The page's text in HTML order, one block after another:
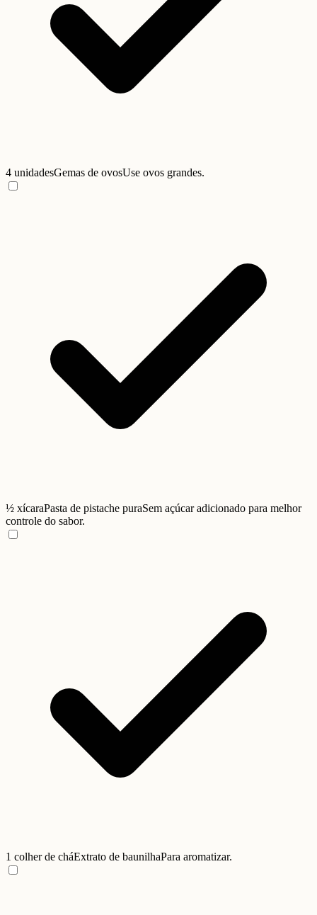
4 unidadesGemas de ovosUse ovos grandes.
½ xícaraPasta de pistache puraSem açúcar adicionado para melhor
controle do sabor.
1 colher de cháExtrato de baunilhaPara aromatizar.